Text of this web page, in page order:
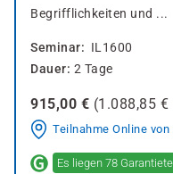
Begrifflichkeiten und ...
Seminar
IL1600
Dauer 2 Tage
915,00 € (1.088,85 €
Teilnahme Online
Es liegen 78